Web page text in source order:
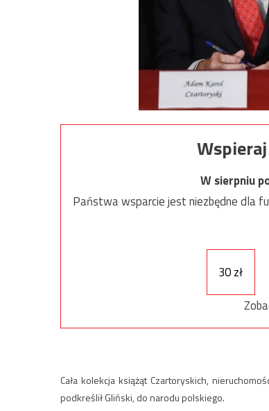
W sierpniu
Państwa wsparcie jest niezbędne dla
30 zł
Cała kolekcja książąt Czartoryskich,
podkreślił Gliński, do narodu polskiego.